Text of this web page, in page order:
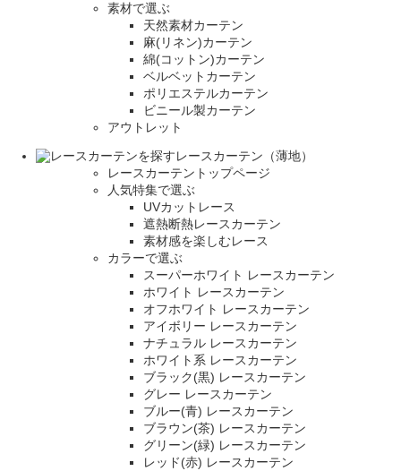
素材で選ぶ
天然素材カーテン
麻(リネン)カーテン
綿(コットン)カーテン
ベルベットカーテン
ポリエステルカーテン
ビニール製カーテン
アウトレット
レースカーテン（薄地）
レースカーテントップページ
人気特集で選ぶ
UVカットレース
遮熱断熱レースカーテン
素材感を楽しむレース
カラーで選ぶ
スーパーホワイト レースカーテン
ホワイト レースカーテン
オフホワイト レースカーテン
アイボリー レースカーテン
ナチュラル レースカーテン
ホワイト系 レースカーテン
ブラック(黒) レースカーテン
グレー レースカーテン
ブルー(青) レースカーテン
ブラウン(茶) レースカーテン
グリーン(緑) レースカーテン
レッド(赤) レースカーテン